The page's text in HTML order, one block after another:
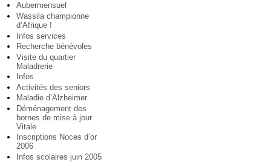
Aubermensuel
Wassila championne
d’Afrique !
Infos services
Recherche bénévoles
Visite du quartier
Maladrerie
Infos
Activités des seniors
Maladie d’Alzheimer
Déménagement des
bornes de mise à jour
Vitale
Inscriptions Noces d’or
2006
Infos scolaires juin 2005